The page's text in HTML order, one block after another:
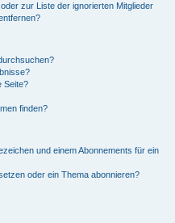
zur Liste der ignorierten Mitglieder
Seite?
finden?
und einem Abonnements für ein
oder ein Thema abonnieren?